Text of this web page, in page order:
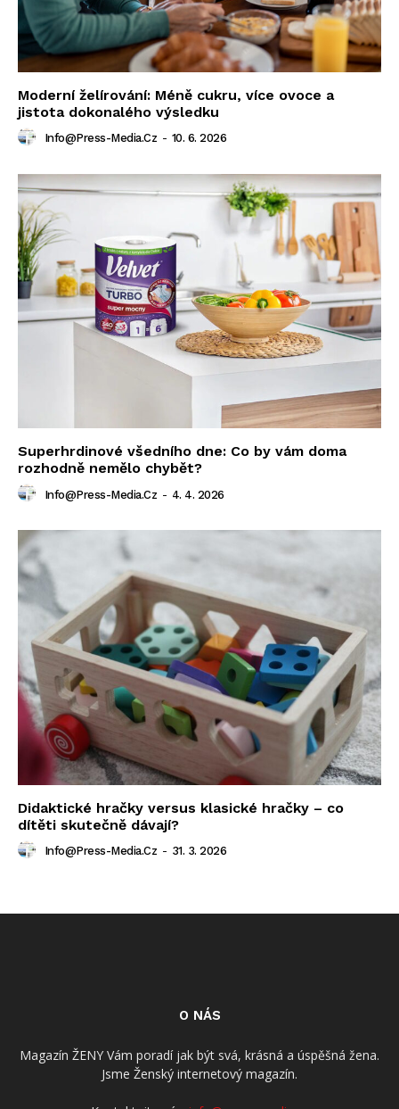
Moderní želírování: Méně cukru, více ovoce a
jistota dokonalého výsledku
Info@press-Media.cz - 10. 6. 2026
Superhrdinové všedního dne: Co by vám doma
rozhodně nemělo chybět?
Info@press-Media.cz - 4. 4. 2026
Didaktické hračky versus klasické hračky – co
dítěti skutečně dávají?
Info@press-Media.cz - 31. 3. 2026
O NÁS
Magazín ŽENY Vám poradí jak být svá, krásná a úspěšná žena.
Jsme Ženský internetový magazín.